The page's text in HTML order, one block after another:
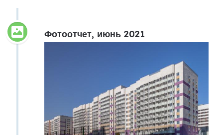
Фотоотчет, июнь 2021